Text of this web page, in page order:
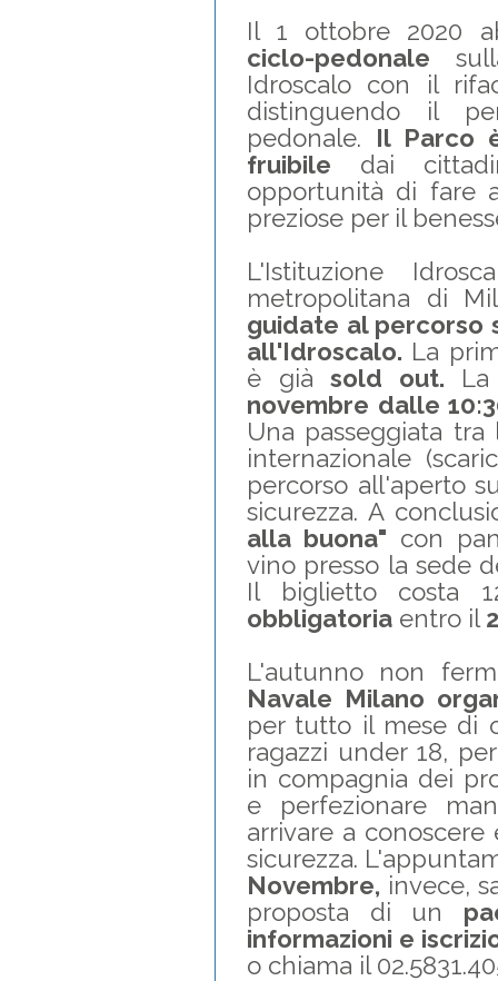
Il 1 ottobre 2020
ciclo-pedonale
Idroscalo con il
distinguendo il
pedonale. Il Parco
fruibile dai
opportunità di fare
preziose per il
L'Istituzione
metropolitana di
guidate al percorso
all'Idroscalo. La
è già sold out.
novembre dalle
Una passeggiata
internazionale
percorso all'aperto
sicurezza. A
alla buona" con
vino presso la sede
Il biglietto
obbligatoria entro il
L'autunno non
Navale Milano
per tutto il mese di
ragazzi under 18,
in compagnia dei
e perfezionare
arrivare a
sicurezza.
Novembre, invece,
proposta di un
informazioni e
o chiama il